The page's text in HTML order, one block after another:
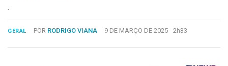
FALE
GERAL POR RODRIGO VIANA 9 DE MARÇO DE 2025 - 2h33